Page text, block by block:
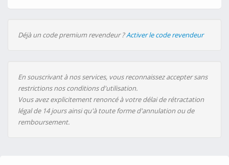
Déjà un code premium revendeur ?Activer le code revendeur
En souscrivant à nos services, vous reconnaissez accepter sans
restrictions nos conditions d'utilisation.
Vous avez explicitement renoncé à votre délai de rétractation
légal de 14 jours ainsi qu'à toute forme d'annulation ou de
remboursement.